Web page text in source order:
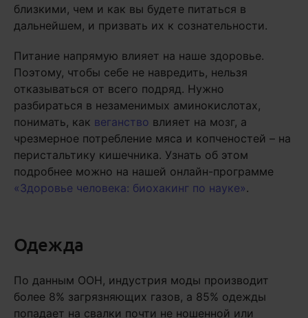
близкими, чем и как вы будете питаться в
дальнейшем, и призвать их к сознательности.
Питание напрямую влияет на наше здоровье.
Поэтому, чтобы себе не навредить, нельзя
отказываться от всего подряд. Нужно
разбираться в незаменимых аминокислотах,
понимать, как веганство влияет на мозг, а
чрезмерное потребление мяса и копченостей – на
перистальтику кишечника. Узнать об этом
подробнее можно на нашей онлайн-программе
«Здоровье человека: биохакинг по науке».
Одежда
По данным ООН, индустрия моды производит
более 8% загрязняющих газов, а 85% одежды
попадает на свалки почти не ношенной или